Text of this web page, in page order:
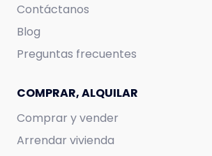
Contáctanos
Blog
Preguntas frecuentes
COMPRAR, ALQUILAR
Comprar y vender
Arrendar vivienda